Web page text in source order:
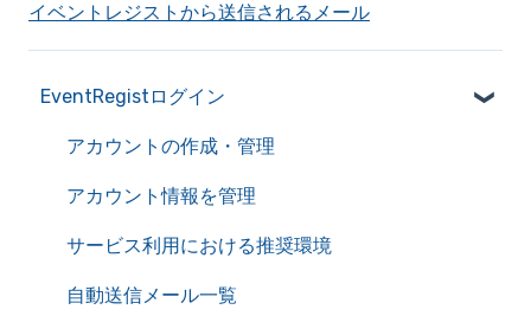
イベントレジストから送信されるメール
EventRegistログイン
アカウントの作成・管理
アカウント情報を管理
サービス利用における推奨環境
自動送信メール一覧